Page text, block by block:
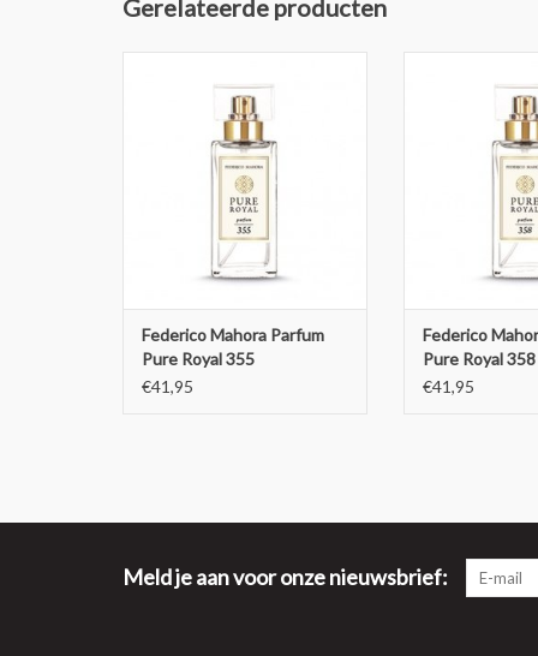
Gerelateerde producten
Royal 355
TOEVOEGEN AAN WINKELWAGEN
Federico Mahora Parfum
Pure Royal 355
€41,95
Royal
TOEVOEGEN
Federico
Pure Royal 358
€41,95
Meld je aan voor onze nieuwsbrief: